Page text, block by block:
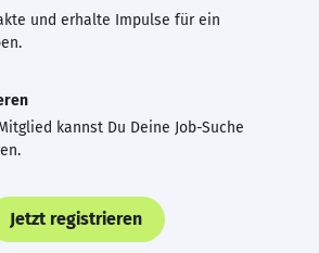
und erhalte Impulse für ein
kannst Du Deine Job-Suche
Jetzt registrieren